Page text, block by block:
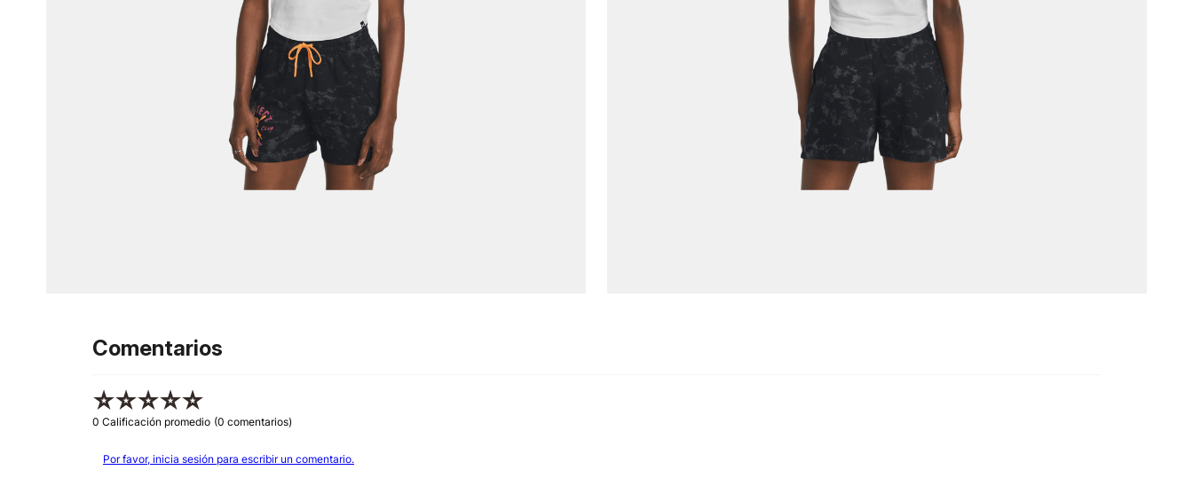
Comentarios
☆☆☆☆☆
0 Calificación promedio (0 comentarios)
Por favor, inicia sesión para escribir un comentario.